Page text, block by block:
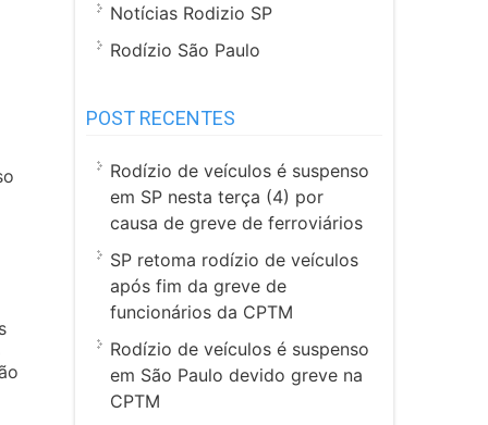
Notícias Rodizio SP
Rodízio São Paulo
POST RECENTES
Rodízio de veículos é suspenso
em SP nesta terça (4) por
causa de greve de ferroviários
SP retoma rodízio de veículos
após fim da greve de
funcionários da CPTM
Rodízio de veículos é suspenso
em São Paulo devido greve na
CPTM